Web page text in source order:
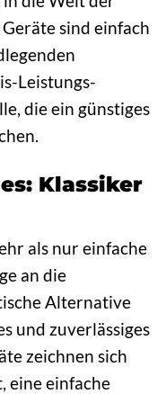
sind einfach
Leistungs-
die ein günstiges
Klassiker
als nur einfache
an die
Alternative
und zuverlässiges
zeichnen sich
eine einfache